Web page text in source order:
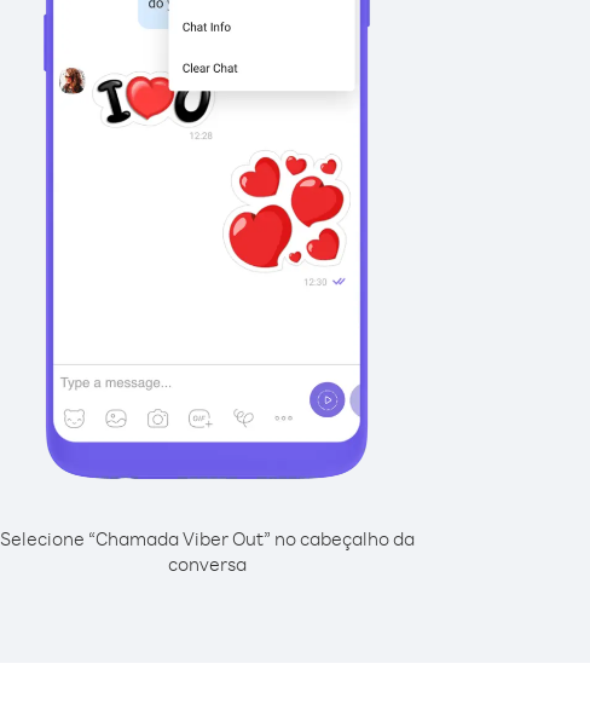
Selecione “Chamada Viber Out” no cabeçalho da
conversa